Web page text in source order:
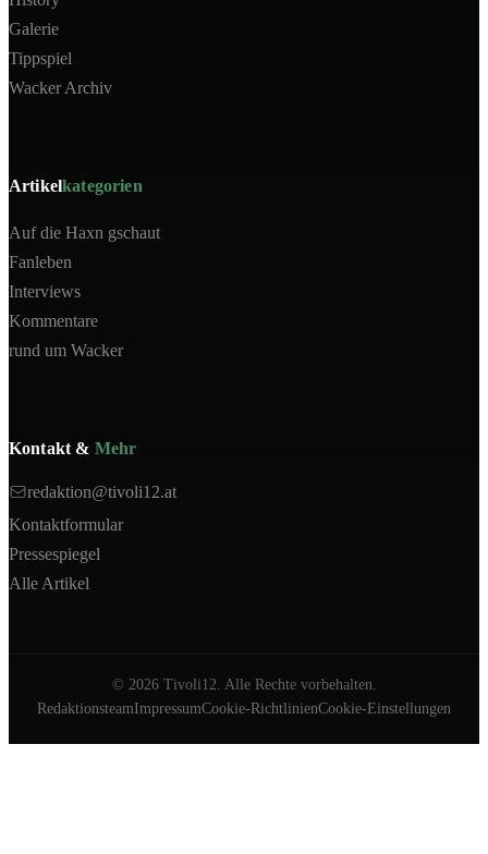
Galerie
Tippspiel
Wacker Archiv
Artikelkategorien
Auf die Haxn gschaut
Fanleben
Interviews
Kommentare
rund um Wacker
Kontakt & Mehr
redaktion@tivoli12.at
Kontaktformular
Pressespiegel
Alle Artikel
© 2026Tivoli12. Alle Rechte vorbehalten.
RedaktionsteamImpressumCookie-RichtlinienCookie-Einstellungen